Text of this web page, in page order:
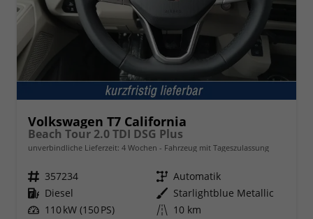
Volkswagen T7 California
Beach Tour 2.0 TDI DSG Plus
unverbindliche Lieferzeit: 4 Wochen Fahrzeug mit Tageszulassung
Fahrzeugnr. 357234 Getriebe Automatik
Kraftstoff Diesel Außenfarbe Starlightblue Metallic
Leistung 110 kW (150 PS) Kilometerstand 10 km